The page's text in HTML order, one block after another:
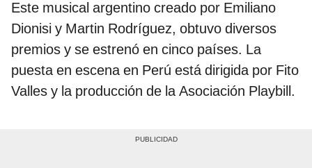
Este musical argentino creado por Emiliano
Dionisi y Martin Rodríguez, obtuvo diversos
premios y se estrenó en cinco países. La
puesta en escena en Perú está dirigida por Fito
Valles y la producción de la Asociación Playbill.